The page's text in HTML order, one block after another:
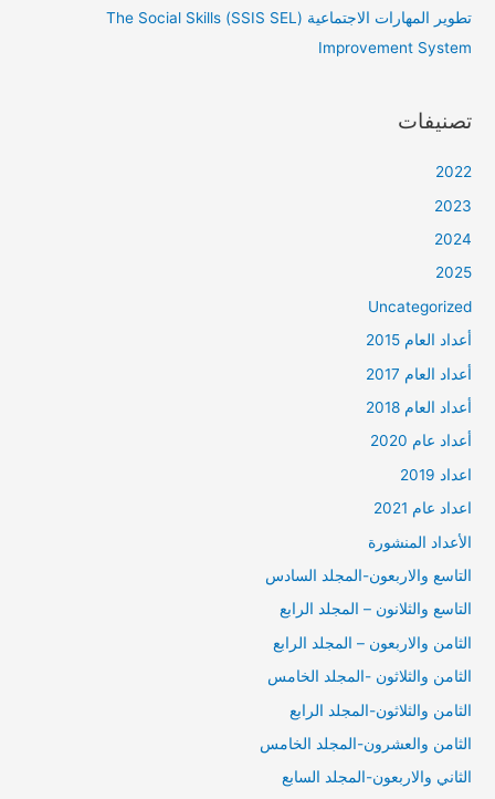
تطوير المهارات الاجتماعية (SSIS SEL) The Social Skills
Improvement System
تصنيفات
2022
2023
2024
2025
Uncategorized
أعداد العام 2015
أعداد العام 2017
أعداد العام 2018
أعداد عام 2020
اعداد 2019
اعداد عام 2021
الأعداد المنشورة
التاسع والاربعون-المجلد السادس
التاسع والثلانون – المجلد الرابع
الثامن والاربعون – المجلد الرابع
الثامن والثلاثون -المجلد الخامس
الثامن والثلاثون-المجلد الرابع
الثامن والعشرون-المجلد الخامس
الثاني والاربعون-المجلد السابع